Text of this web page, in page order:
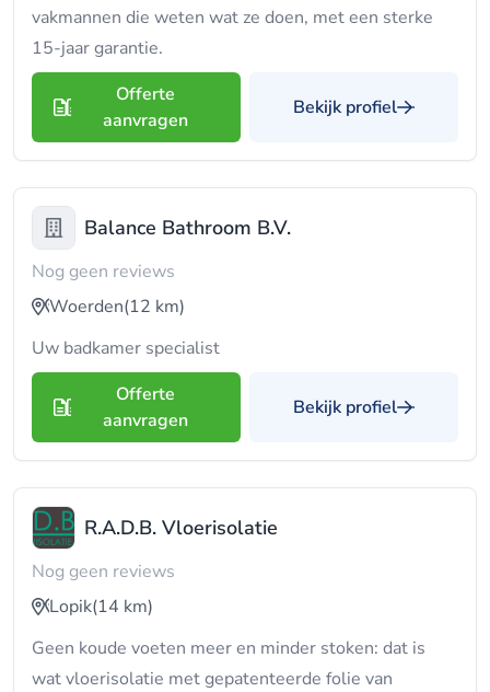
vakmannen die weten wat ze doen, met een sterke
15-jaar garantie.
Offerte
aanvragen
Bekijk profiel
Balance Bathroom B.V.
Nog geen reviews
Woerden(12 km)
Uw badkamer specialist
Offerte
aanvragen
Bekijk profiel
R.A.D.B. Vloerisolatie
Nog geen reviews
Lopik(14 km)
Geen koude voeten meer en minder stoken: dat is
wat vloerisolatie met gepatenteerde folie van